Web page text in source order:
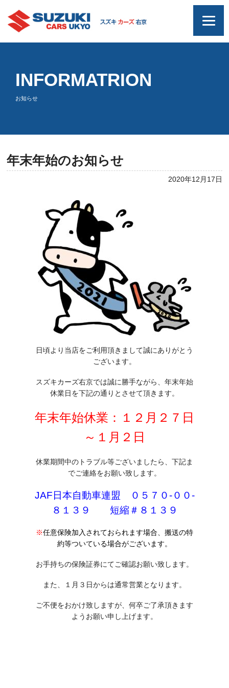
INFORMATRION
お知らせ
年末年始のお知らせ
2020年12月17日
日頃より当店をご利用頂きまして誠にありがとう
ございます。
スズキカーズ右京では誠に勝手ながら、年末年始
休業日を下記の通りとさせて頂きます。
年末年始休業：１２月２７日
～１月２日
休業期間中のトラブル等ございましたら、下記ま
でご連絡をお願い致します。
JAF日本自動車連盟 ０５７０-００-
８１３９ 短縮＃８１３９
※任意保険加入されておられます場合、搬送の特
約等ついている場合がございます。
お手持ちの保険証券にてご確認お願い致します。
また、１月３日からは通常営業となります。
ご不便をおかけ致しますが、何卒ご了承頂きます
ようお願い申し上げます。